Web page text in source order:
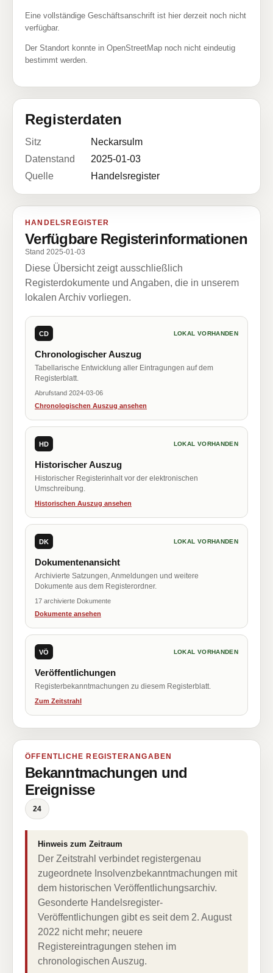
Eine vollständige Geschäftsanschrift ist hier derzeit noch nicht
verfügbar.
Der Standort konnte in OpenStreetMap noch nicht eindeutig
bestimmt werden.
Registerdaten
Sitz
Neckarsulm
Datenstand
2025-01-03
Quelle
Handelsregister
HANDELSREGISTER
Verfügbare Registerinformationen
Stand 2025-01-03
Diese Übersicht zeigt ausschließlich
Registerdokumente und Angaben, die in unserem
lokalen Archiv vorliegen.
CD LOKAL VORHANDEN
Chronologischer Auszug
Tabellarische Entwicklung aller Eintragungen auf dem
Registerblatt.
Abrufstand 2024-03-06
Chronologischen Auszug ansehen
HD LOKAL VORHANDEN
Historischer Auszug
Historischer Registerinhalt vor der elektronischen
Umschreibung.
Historischen Auszug ansehen
DK LOKAL VORHANDEN
Dokumentenansicht
Archivierte Satzungen, Anmeldungen und weitere
Dokumente aus dem Registerordner.
17 archivierte Dokumente
Dokumente ansehen
VÖ LOKAL VORHANDEN
Veröffentlichungen
Registerbekanntmachungen zu diesem Registerblatt.
Zum Zeitstrahl
ÖFFENTLICHE REGISTERANGABEN
Bekanntmachungen und
Ereignisse
24
Hinweis zum Zeitraum
Der Zeitstrahl verbindet registergenau
zugeordnete Insolvenzbekanntmachungen mit
dem historischen Veröffentlichungsarchiv.
Gesonderte Handelsregister-
Veröffentlichungen gibt es seit dem 2. August
2022 nicht mehr; neuere
Registereintragungen stehen im
chronologischen Auszug.